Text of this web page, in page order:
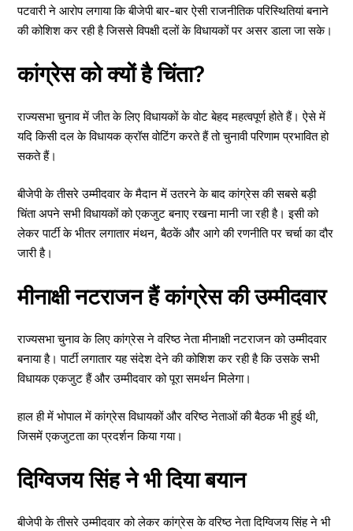
पटवारी ने आरोप लगाया कि बीजेपी बार-बार ऐसी राजनीतिक परिस्थितियां बनाने
की कोशिश कर रही है जिससे विपक्षी दलों के विधायकों पर असर डाला जा सके।
कांग्रेस को क्यों है चिंता?
राज्यसभा चुनाव में जीत के लिए विधायकों के वोट बेहद महत्वपूर्ण होते हैं। ऐसे में
यदि किसी दल के विधायक क्रॉस वोटिंग करते हैं तो चुनावी परिणाम प्रभावित हो
सकते हैं।
बीजेपी के तीसरे उम्मीदवार के मैदान में उतरने के बाद कांग्रेस की सबसे बड़ी
चिंता अपने सभी विधायकों को एकजुट बनाए रखना मानी जा रही है। इसी को
लेकर पार्टी के भीतर लगातार मंथन, बैठकें और आगे की रणनीति पर चर्चा का दौर
जारी है।
मीनाक्षी नटराजन हैं कांग्रेस की उम्मीदवार
राज्यसभा चुनाव के लिए कांग्रेस ने वरिष्ठ नेता मीनाक्षी नटराजन को उम्मीदवार
बनाया है। पार्टी लगातार यह संदेश देने की कोशिश कर रही है कि उसके सभी
विधायक एकजुट हैं और उम्मीदवार को पूरा समर्थन मिलेगा।
हाल ही में भोपाल में कांग्रेस विधायकों और वरिष्ठ नेताओं की बैठक भी हुई थी,
जिसमें एकजुटता का प्रदर्शन किया गया।
दिग्विजय सिंह ने भी दिया बयान
बीजेपी के तीसरे उम्मीदवार को लेकर कांग्रेस के वरिष्ठ नेता दिग्विजय सिंह ने भी